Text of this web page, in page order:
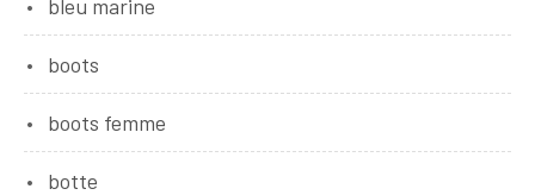
bleu marine
boots
boots femme
botte